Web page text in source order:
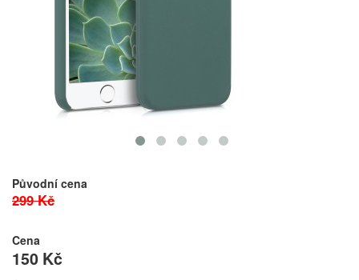
Původní cena
299 Kč
Cena
150 Kč